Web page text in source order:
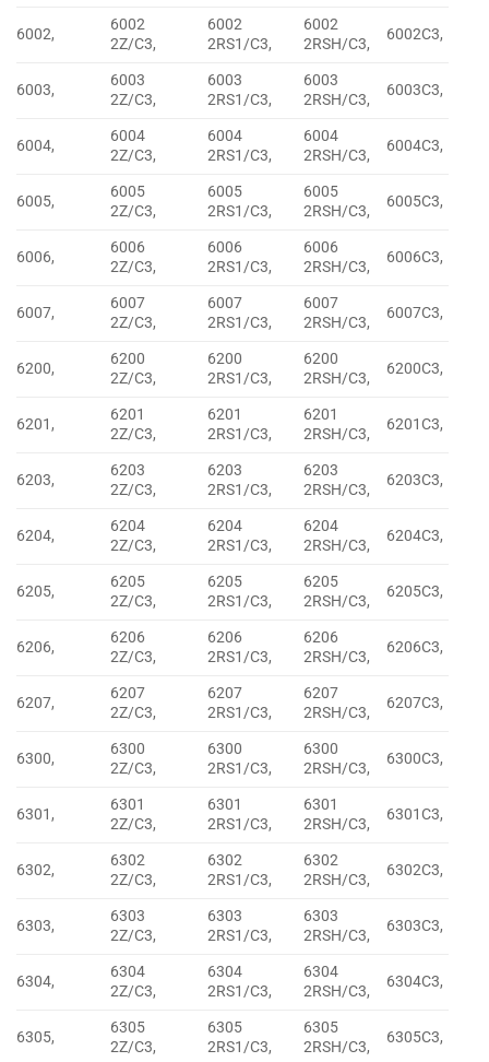
6002,
6002
2Z/C3,
6002
2RS1/C3,
6002
2RSH/C3,
6002C3,
6003,
6003
2Z/C3,
6003
2RS1/C3,
6003
2RSH/C3,
6003C3,
6004,
6004
2Z/C3,
6004
2RS1/C3,
6004
2RSH/C3,
6004C3,
6005,
6005
2Z/C3,
6005
2RS1/C3,
6005
2RSH/C3,
6005C3,
6006,
6006
2Z/C3,
6006
2RS1/C3,
6006
2RSH/C3,
6006C3,
6007,
6007
2Z/C3,
6007
2RS1/C3,
6007
2RSH/C3,
6007C3,
6200,
6200
2Z/C3,
6200
2RS1/C3,
6200
2RSH/C3,
6200C3,
6201,
6201
2Z/C3,
6201
2RS1/C3,
6201
2RSH/C3,
6201C3,
6203,
6203
2Z/C3,
6203
2RS1/C3,
6203
2RSH/C3,
6203C3,
6204,
6204
2Z/C3,
6204
2RS1/C3,
6204
2RSH/C3,
6204C3,
6205,
6205
2Z/C3,
6205
2RS1/C3,
6205
2RSH/C3,
6205C3,
6206,
6206
2Z/C3,
6206
2RS1/C3,
6206
2RSH/C3,
6206C3,
6207,
6207
2Z/C3,
6207
2RS1/C3,
6207
2RSH/C3,
6207C3,
6300,
6300
2Z/C3,
6300
2RS1/C3,
6300
2RSH/C3,
6300C3,
6301,
6301
2Z/C3,
6301
2RS1/C3,
6301
2RSH/C3,
6301C3,
6302,
6302
2Z/C3,
6302
2RS1/C3,
6302
2RSH/C3,
6302C3,
6303,
6303
2Z/C3,
6303
2RS1/C3,
6303
2RSH/C3,
6303C3,
6304,
6304
2Z/C3,
6304
2RS1/C3,
6304
2RSH/C3,
6304C3,
6305,
6305
2Z/C3,
6305
2RS1/C3,
6305
2RSH/C3,
6305C3,